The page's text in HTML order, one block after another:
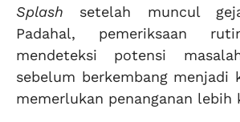
Splash setelah muncul
Padahal, pemeriksaan
mendeteksi potensi
sebelum berkembang menjadi
memerlukan penanganan lebih